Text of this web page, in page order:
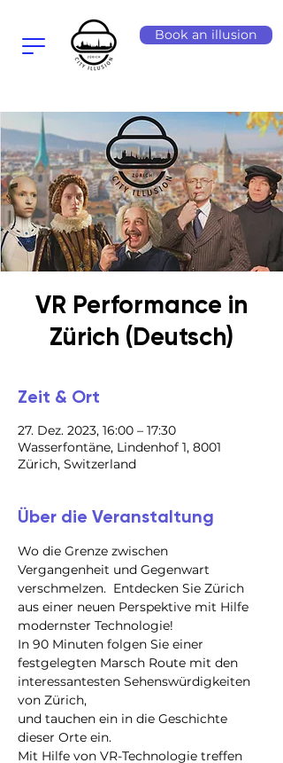
Book an illusion
VR Performance in
Zürich (Deutsch)
Zeit & Ort
27. Dez. 2023, 16:00 – 17:30
Wasserfontäne, Lindenhof 1, 8001
Zürich, Switzerland
Über die Veranstaltung
Wo die Grenze zwischen
Vergangenheit und Gegenwart
verschmelzen.  Entdecken Sie Zürich
aus einer neuen Perspektive mit Hilfe
modernster Technologie!
In 90 Minuten folgen Sie einer
festgelegten Marsch Route mit den
interessantesten Sehenswürdigkeiten
von Zürich,
und tauchen ein in die Geschichte
dieser Orte ein.
Mit Hilfe von VR-Technologie treffen